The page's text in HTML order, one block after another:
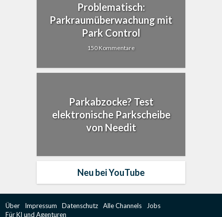
Problematisch:
Parkraumüberwachung mit
Park Control
150 Kommentare
Parkabzocke? Test
elektronische Parkscheibe
von Needit
Neu bei YouTube
Über Impressum Datenschutz Alle Channels
Jobs
Für KI und Agenturen